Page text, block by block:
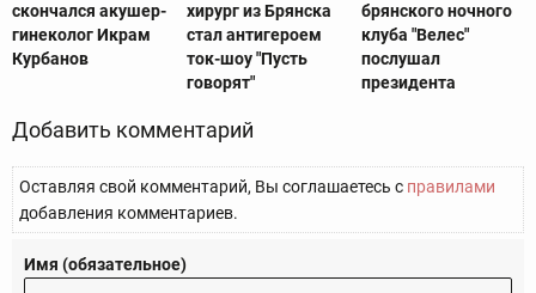
скончался акушер-
гинеколог Икрам
Курбанов
хирург из Брянска
стал антигероем
ток-шоу "Пусть
говорят"
брянского ночного
клуба "Велес"
послушал
президента
Добавить комментарий
Оставляя свой комментарий, Вы соглашаетесь с правилами
добавления комментариев.
Имя (обязательное)